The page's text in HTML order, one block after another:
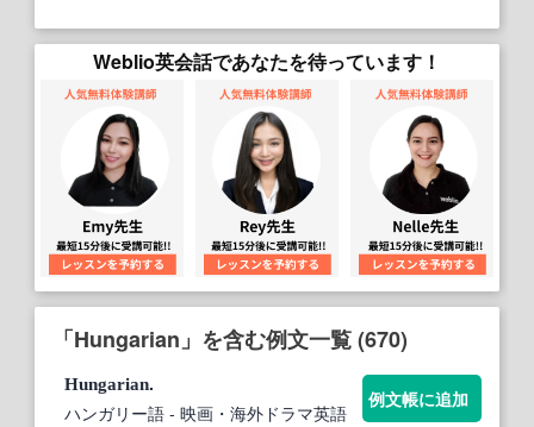
Weblio英会話であなたを待っています！
「Hungarian」を含む例文一覧 (670)
Hungarian.
ハンガリー語 - 映画・海外ドラマ英語
例文帳に追加